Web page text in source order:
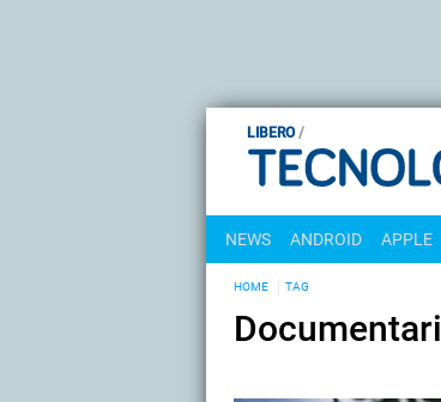
LIBERO
NEWS ANDROID APPLE
HOME TAG
Documentari